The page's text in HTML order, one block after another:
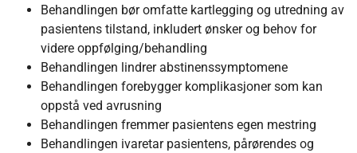
Behandlingen bør omfatte kartlegging og utredning av
pasientens tilstand, inkludert ønsker og behov for
videre oppfølging/behandling
Behandlingen lindrer abstinenssymptomene
Behandlingen forebygger komplikasjoner som kan
oppstå ved avrusning
Behandlingen fremmer pasientens egen mestring
Behandlingen ivaretar pasientens, pårørendes og